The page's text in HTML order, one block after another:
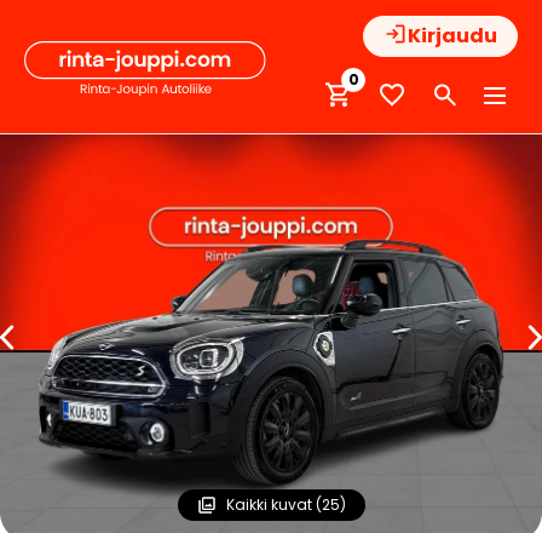
sisältöön
Kirjaudu
0
Kaikki kuvat (25)